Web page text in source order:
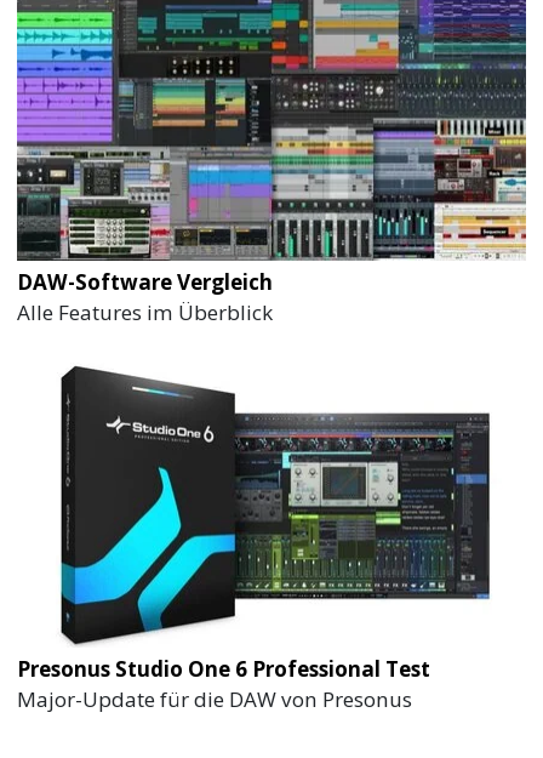
DAW-Software Vergleich
Alle Features im Überblick
Presonus Studio One 6 Professional Test
Major-Update für die DAW von Presonus